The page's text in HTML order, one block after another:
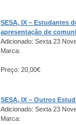
SESA, IX – Estudantes
apresentação de
Adicionado: Sexta 23
Marca:
Preço: 20,00€
SESA, IX – Outros
Adicionado: Sexta 23
Marca: